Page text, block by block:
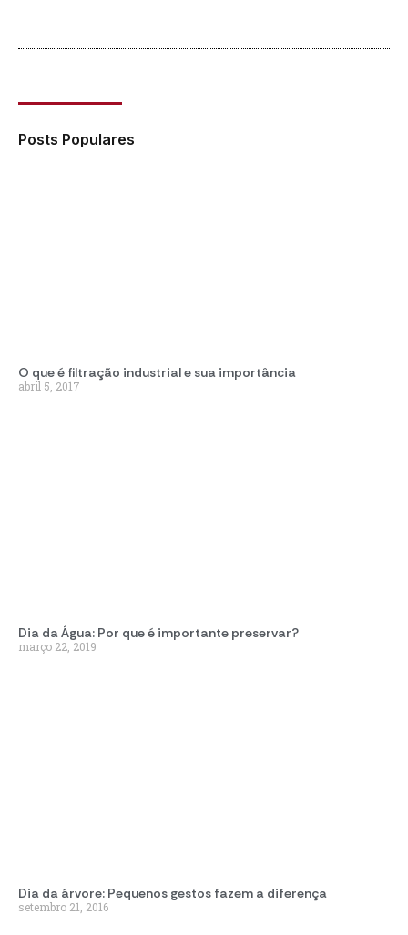
Posts Populares
O que é filtração industrial e sua importância
abril 5, 2017
Dia da Água: Por que é importante preservar?
março 22, 2019
Dia da árvore: Pequenos gestos fazem a diferença
setembro 21, 2016